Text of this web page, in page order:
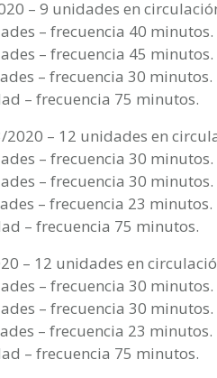
– 9 unidades en
– frecuencia 40 minutos.
– frecuencia 45 minutos.
– frecuencia 30 minutos.
– frecuencia 75 minutos.
– 12 unidades en
– frecuencia 30 minutos.
– frecuencia 30 minutos.
– frecuencia 23 minutos.
– frecuencia 75 minutos.
– 12 unidades en
– frecuencia 30 minutos.
– frecuencia 30 minutos.
– frecuencia 23 minutos.
– frecuencia 75 minutos.